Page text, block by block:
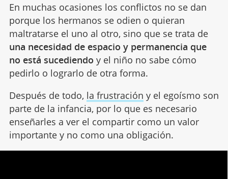
En muchas ocasiones los conflictos no se dan
porque los hermanos se odien o quieran
maltratarse el uno al otro, sino que se trata de
una necesidad de espacio y permanencia que
no está sucediendo y el niño no sabe cómo
pedirlo o lograrlo de otra forma.
Después de todo, la frustración y el egoísmo son
parte de la infancia, por lo que es necesario
enseñarles a ver el compartir como un valor
importante y no como una obligación.